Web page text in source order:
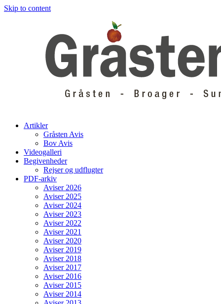
Skip to content
Artikler
Gråsten Avis
Bov Avis
Videogalleri
Begivenheder
Rejser og udflugter
PDF-arkiv
Aviser 2026
Aviser 2025
Aviser 2024
Aviser 2023
Aviser 2022
Aviser 2021
Aviser 2020
Aviser 2019
Aviser 2018
Aviser 2017
Aviser 2016
Aviser 2015
Aviser 2014